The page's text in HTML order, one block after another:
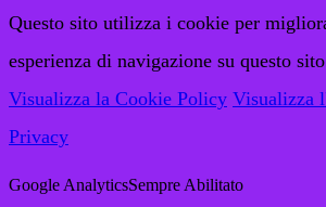
Questo sito utilizza i cookie per
esperienza di navigazione su questo
Visualizza la Cookie Policy Visualizza
Privacy
Google AnalyticsSempre Abilitato